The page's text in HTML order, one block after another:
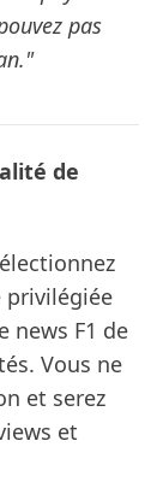
pas
de
privilégiée
news F1 de
Vous ne
et serez
et